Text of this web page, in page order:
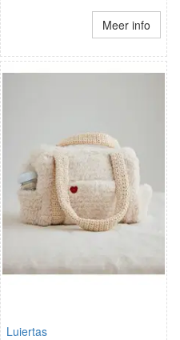
Meer info
Luiertas